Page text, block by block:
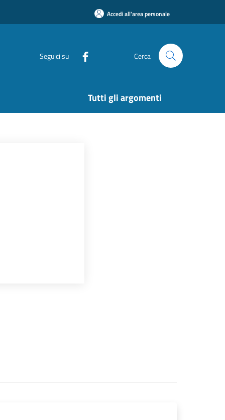
Accedi all'area personale
Seguici su Cerca
Tutti gli argomenti